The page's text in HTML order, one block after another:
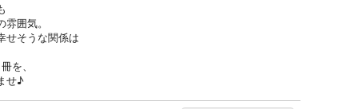
囲気。
せそうな関係は
を、
せ♪